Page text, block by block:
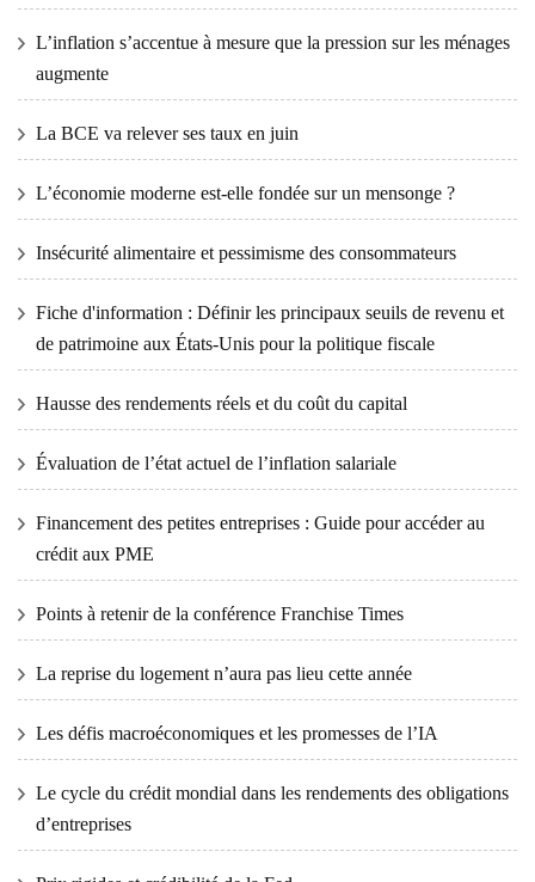
L’inflation s’accentue à mesure que la pression sur les ménages
augmente
La BCE va relever ses taux en juin
L’économie moderne est-elle fondée sur un mensonge ?
Insécurité alimentaire et pessimisme des consommateurs
Fiche d'information : Définir les principaux seuils de revenu et
de patrimoine aux États-Unis pour la politique fiscale
Hausse des rendements réels et du coût du capital
Évaluation de l’état actuel de l’inflation salariale
Financement des petites entreprises : Guide pour accéder au
crédit aux PME
Points à retenir de la conférence Franchise Times
La reprise du logement n’aura pas lieu cette année
Les défis macroéconomiques et les promesses de l’IA
Le cycle du crédit mondial dans les rendements des obligations
d’entreprises